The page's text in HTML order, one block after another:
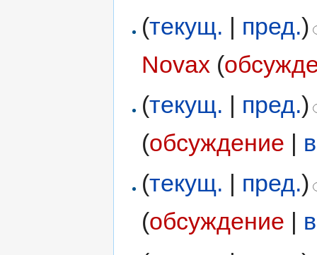
(текущ. | пред.)
Novax (
(текущ. | пред.)
(обсуждение |
(текущ. пред.)
(обсуждение